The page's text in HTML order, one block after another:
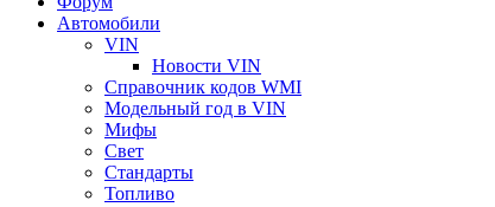
Автомобили
VIN
Новости VIN
Справочник кодов WMI
Модельный год в VIN
Мифы
Свет
Стандарты
Топливо